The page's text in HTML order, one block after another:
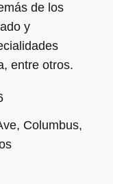
de los
y
entre otros.
Columbus,